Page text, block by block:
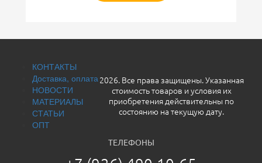
КОНТАКТЫ
Доставка, оплата
НОВОСТИ
МАТЕРИАЛЫ
СТАТЬИ
ОПТ
ТЕЛЕФОНЫ
2026. Все права защищены. Указанная
стоимость товаров и условия их
приобретения действительны по
состоянию на текущую дату.